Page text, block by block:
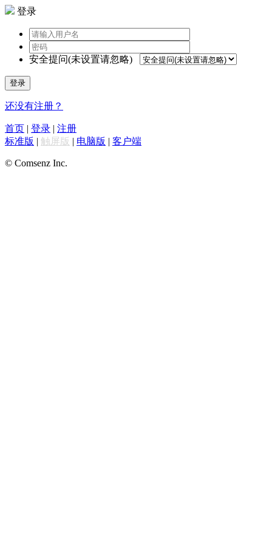
登录
安全提问(未设置请忽略)
登录
还没有注册？
首页 | 登录 | 注册
标准版 | 触屏版 | 电脑版 | 客户端
© Comsenz Inc.